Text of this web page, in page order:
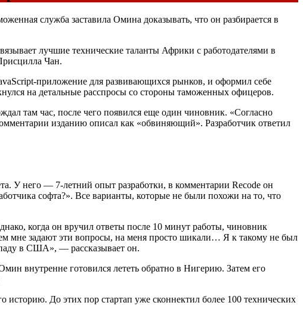
служба заставила Омина доказывать, что он разбирается в
лучшие технические таланты Африки с работодателями в
Чан.
приложение для развивающихся рынков, и оформил себе
на детальные расспросы со стороны таможенных офицеров.
там час, после чего появился еще один чиновник. «Согласно
изданию описал как «обвиняющий». Разработчик ответил
У него — 7-летний опыт разработки, в комментарии Recode он
софта?». Все варианты, которые не были похожи на то, что
когда он вручил ответы после 10 минут работы, чиновник
мне задают эти вопросы, на меня просто шикали… Я к такому не был
в США», — рассказывает он.
внутренне готовился лететь обратно в Нигерию. Затем его
историю. До этих пор стартап уже сконнектил более 100 технических